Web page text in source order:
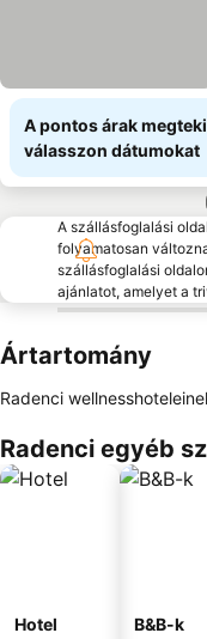
A pontos árak
válasszon dátumokat
A szállásfoglalási
folyamatosan
szállásfoglalási
ajánlatot, amelyet a
Ártartomány
Radenci
Radenci egyéb
Hotel B&B-k